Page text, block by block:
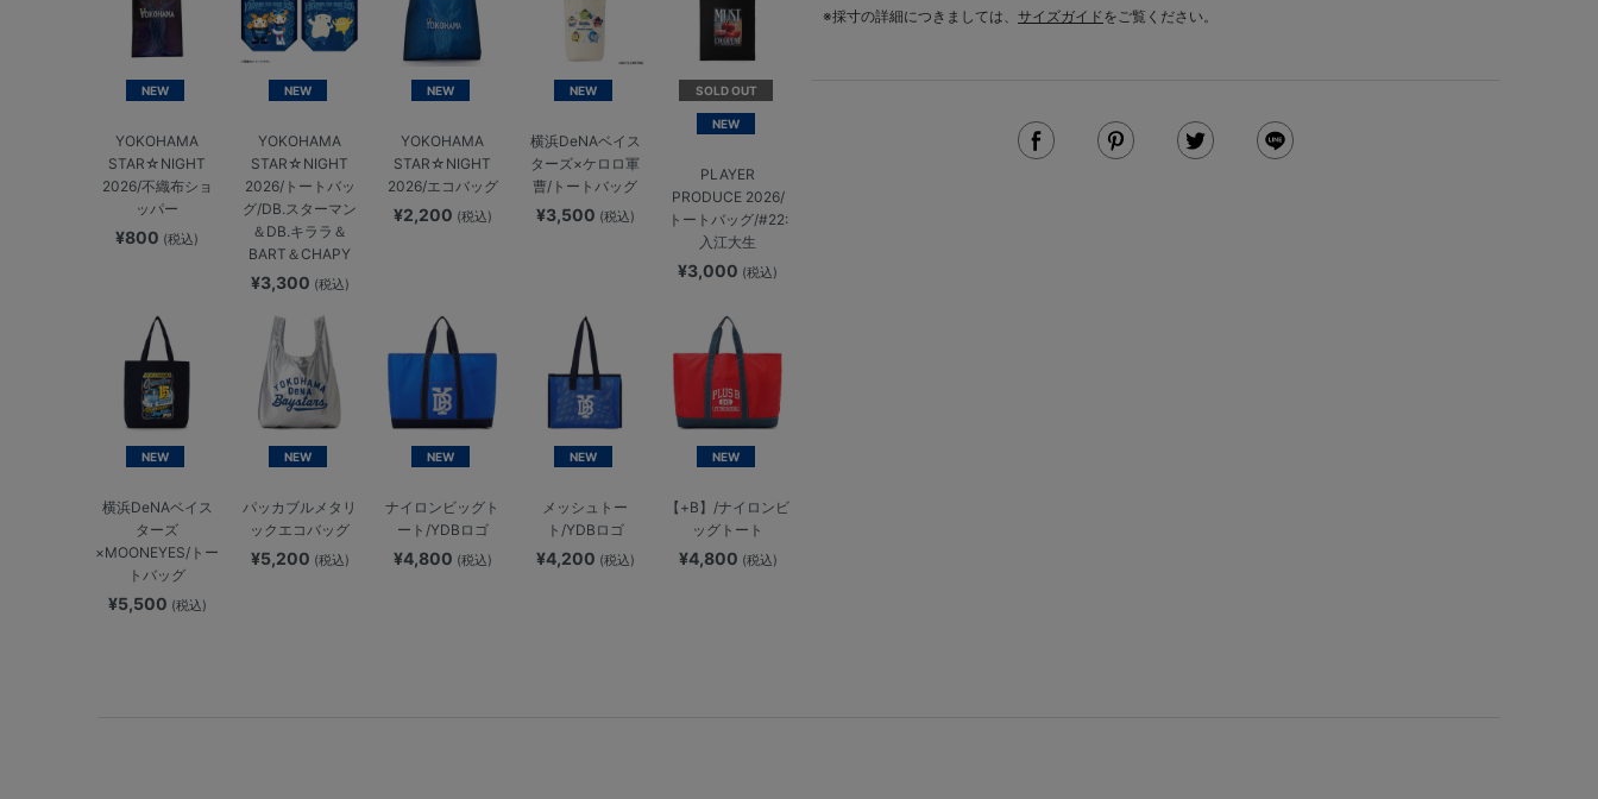
NEW
YOKOHAMA
STAR☆NIGHT
2026/不織布ショ
ッパー
¥800 (税込)
NEW
YOKOHAMA
STAR☆NIGHT
2026/トートバッ
グ/DB.スターマン
＆DB.キララ＆
BART＆CHAPY
¥3,300 (税込)
NEW
YOKOHAMA
STAR☆NIGHT
2026/エコバッグ
¥2,200 (税込)
NEW
横浜DeNAベイス
ターズ×ケロロ軍
曹/トートバッグ
¥3,500 (税込)
SOLD OUT
NEW
PLAYER
PRODUCE 2026/
トートバッグ/#22:
入江大生
¥3,000 (税込)
NEW
横浜DeNAベイス
ターズ
×MOONEYES/トー
トバッグ
¥5,500 (税込)
NEW
パッカブルメタリ
ックエコバッグ
¥5,200 (税込)
NEW
ナイロンビッグト
ート/YDBロゴ
¥4,800 (税込)
NEW
メッシュトー
ト/YDBロゴ
¥4,200 (税込)
NEW
【+B】/ナイロンビ
ッグトート
¥4,800 (税込)
※採寸の詳細につきましては、 サイズガイドをご覧ください。